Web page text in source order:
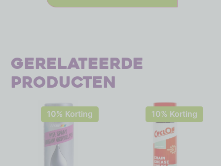
Gerelateerde
producten
10% Korting 10% Korting